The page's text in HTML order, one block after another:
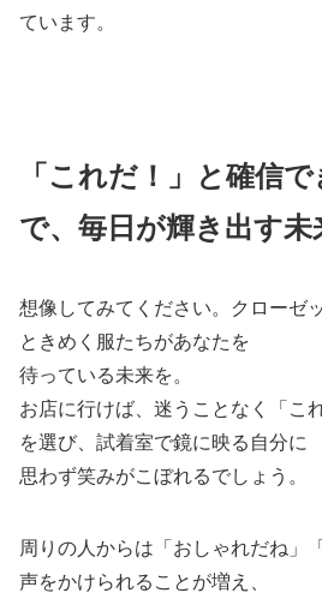
ています。
「これだ！」と確信
で、毎日が輝き出す未
想像してみてください。クローゼ
ときめく服たちがあなたを
待っている未来を。
お店に行けば、迷うことなく「こ
を選び、試着室で鏡に映る自分に
思わず笑みがこぼれるでしょう。
周りの人からは「おしゃれだね」
声をかけられることが増え、